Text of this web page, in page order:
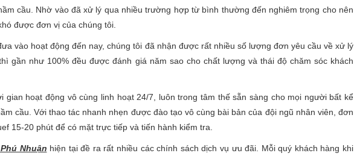
cầu. Nhờ vào đã xử lý qua nhiều trường hợp từ bình thường đến nghiêm trọng cho nên
được đơn vị của chúng tôi.
vào hoạt động đến nay, chúng tôi đã nhận được rất nhiều số lượng đơn yêu cầu về xử lý
gần như 100% đều được đánh giá năm sao cho chất lượng và thái độ chăm sóc khách
gian hoạt động vô cùng linh hoạt 24/7, luôn trong tâm thế sẵn sàng cho mọi người bất kể
cầu. Với thao tác nhanh nhẹn được đào tạo vô cùng bài bản của đội ngũ nhân viên, đơn
15-20 phút để có mặt trực tiếp và tiến hành kiểm tra.
Nhuận hiện tại đề ra rất nhiều các chính sách dịch vụ ưu đãi. Mỗi quý khách hàng khi